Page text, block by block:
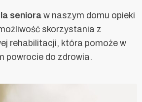
senioraw naszym domu opieki
skorzystania z
rehabilitacji, która pomoże w
powrocie do zdrowia.